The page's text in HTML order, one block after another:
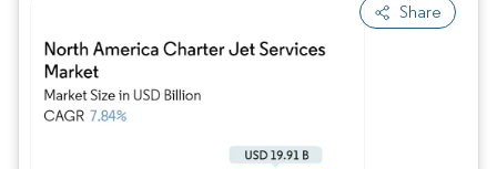
Share